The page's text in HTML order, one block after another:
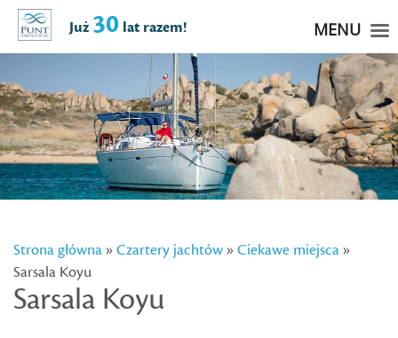
Strona główna»Czartery jachtów»Ciekawe miejsca»
Sarsala Koyu
Sarsala Koyu
Już30 lat razem! MENU